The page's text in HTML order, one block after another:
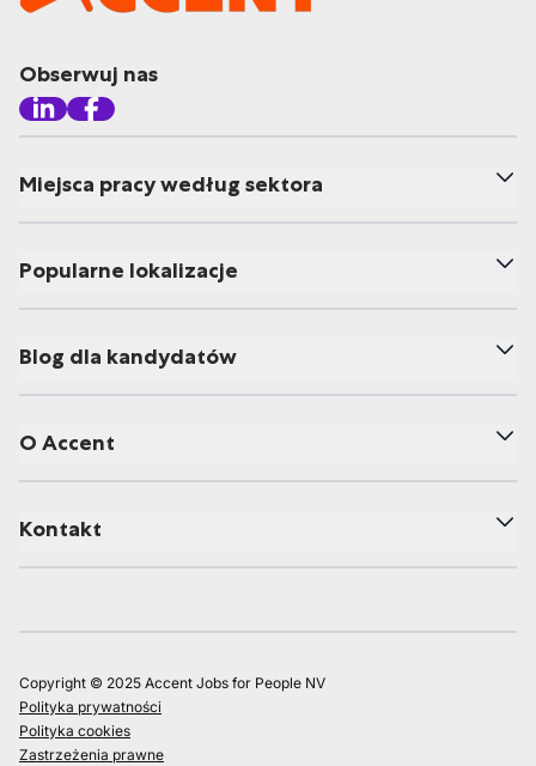
Obserwuj nas
Miejsca pracy według sektora
Popularne lokalizacje
Blog dla kandydatów
O Accent
Kontakt
Copyright © 2025 Accent Jobs for People NV
Polityka prywatności
Polityka cookies
Zastrzeżenia prawne